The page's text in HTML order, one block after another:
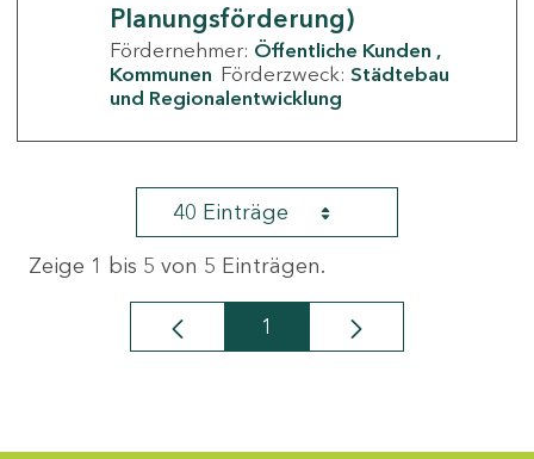
Planungsförderung)
Fördernehmer: Öffentliche Kunden
Kommunen Förderzweck: Städtebau
und Regionalentwicklung
40 Einträge
Zeige 1 bis 5 von 5 Einträgen.
Seite
1